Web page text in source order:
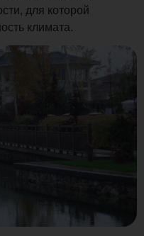
для которой
климата.